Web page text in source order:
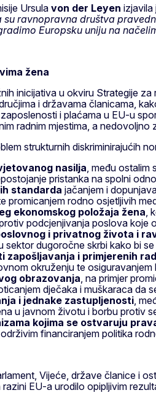
Ursulavon der Leyen izjavila
su ravnopravna društva
Europsku uniju na
žena
inicijativa u okviru Strategije
i državama članicama,
i plaćama u EU-u
radnim mjestima, a
strukturnih diskriminirajućih
nasilja, među ostalim
pristanka na spolni
standarda jačanjem i
promicanjem rodno osjetljivih
ekonomskog položaja žena,
podcjenjivanja poslova koje
i privatnog života i
sektor dugoročne skrbi kako bi
zapošljavanja i primjerenih
okruženju te
obrazovanja, na primjer
dječaka i muškaraca da
i jednake zastupljenosti,
u javnom životu i borbu protiv
kojima se ostvaruju
financiranjem politika
Vijeće, države članice i
EU-a urodilo opipljivim